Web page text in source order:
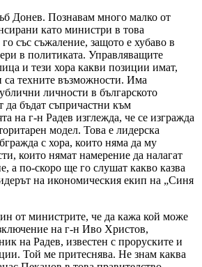
Донев. Познавам много малко от
като министри в това
със съжаление, защото е хубаво в
в политиката. Управляващите
и тези хора какви позиции имат,
са техните възможности. Има
личности в българското
да бъдат съпричастни към
на г-н Радев изглежда, че се изгражда
модел. Това е лидерска
с хора, които няма да му
които нямат намерение да налагат
а по-скоро ще го слушат какво казва
на икономическия екип на „Синя
от министрите, че да кажа кой може
на г-н Иво Христов,
на Радев, известен с проруските и
Той ме притеснява. Не знам каква